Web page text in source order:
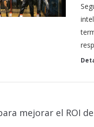
mejorar el ROI